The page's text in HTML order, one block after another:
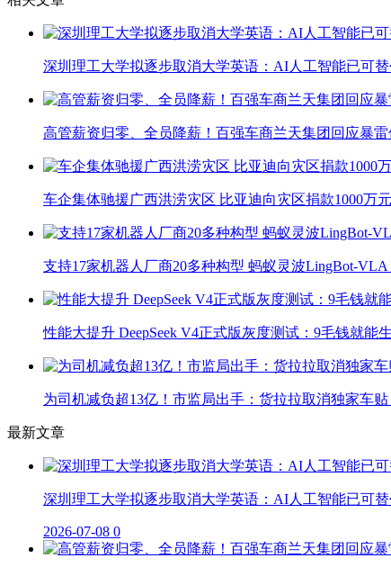
深圳理工大学拟逐步取消大学英语：AI人工智能已可
高管薪资归零、全员降薪！百强车商兰天集团回应暴
车企集体驰援广西洪涝灾区 比亚迪向灾区捐款1000万元
支持17家机器人厂商20多种构型 蚂蚁灵波LingBot-VLA
性能大提升 DeepSeek V4正式版灰度测试：9毛钱就能
为司机减负超13亿！市监局出手：货拉拉取消独家车
最新文章
深圳理工大学拟逐步取消大学英语：AI人工智能已可
2026-07-08 0